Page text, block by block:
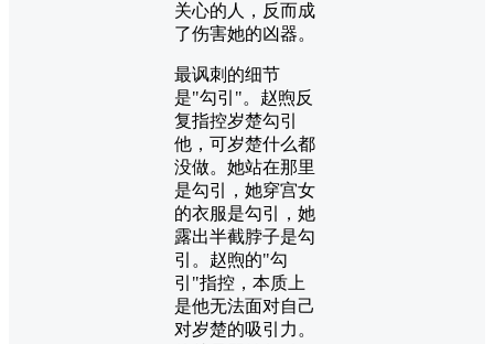
关心的人，反而成
了伤害她的凶器。
最讽刺的细节
是"勾引"。赵煦反
复指控岁楚勾引
他，可岁楚什么都
没做。她站在那里
是勾引，她穿宫女
的衣服是勾引，她
露出半截脖子是勾
引。赵煦的"勾
引"指控，本质上
是他无法面对自己
对岁楚的吸引力。